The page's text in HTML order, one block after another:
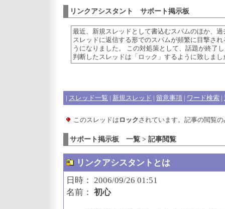
リンクアシスタント サポート掲示板
最近、新規スレッドとして書込むスパムのほか、過
スレッドに返信する形でのスパムが頻繁に目撃され
うになりました。 この対処策として、話題が終了
判断したスレッドは「ロック」するように致しまし
| スレッド一覧 | 新規スレッド | 留意事項 | ワード検索 |
このスレッドは ロックされています。記事の閲覧
サポート掲示板 一覧 > 記事閲覧
リンクアシスタントとは
日時： 2006/09/26 01:51
名前： 初心